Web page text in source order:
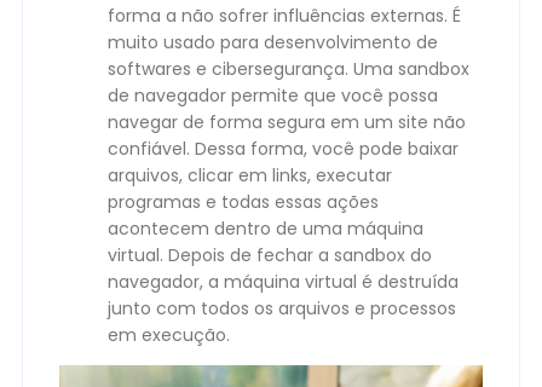
forma a não sofrer influências externas. É
muito usado para desenvolvimento de
softwares e cibersegurança. Uma sandbox
de navegador permite que você possa
navegar de forma segura em um site não
confiável. Dessa forma, você pode baixar
arquivos, clicar em links, executar
programas e todas essas ações
acontecem dentro de uma máquina
virtual. Depois de fechar a sandbox do
navegador, a máquina virtual é destruída
junto com todos os arquivos e processos
em execução.